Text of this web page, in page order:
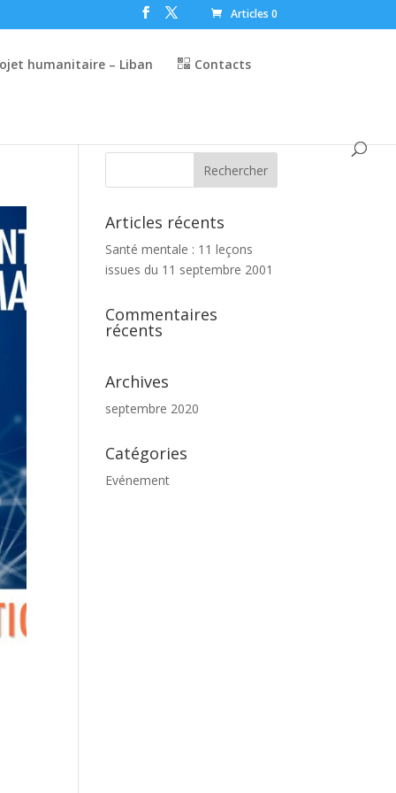
Articles 0
humanitaire – Liban Contacts
Articles récents
Santé mentale : 11 leçons
issues du 11 septembre 2001
Commentaires
récents
Archives
septembre 2020
Catégories
Evénement